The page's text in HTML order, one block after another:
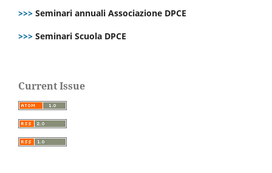
>>> Seminari annuali Associazione DPCE
>>> Seminari Scuola DPCE
Current Issue